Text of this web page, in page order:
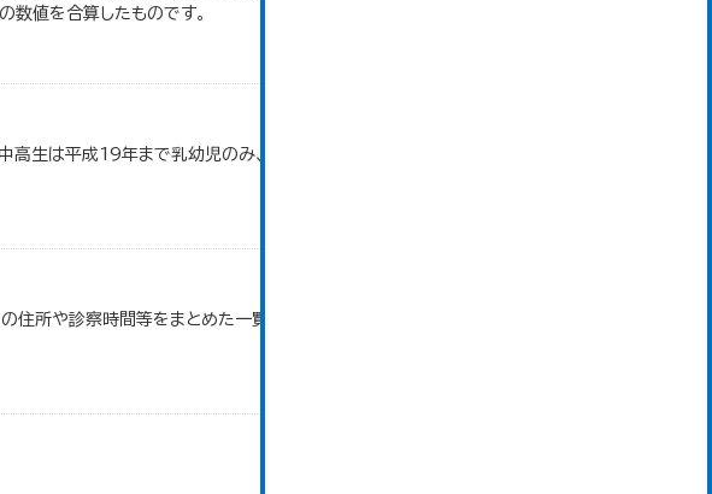
数値を合算したものです。
生は平成19年まで乳幼児のみ、平成20年度から令和元年度までは乳
住所や診察時間等をまとめた一覧です。 令和６年１月１日調査時点での